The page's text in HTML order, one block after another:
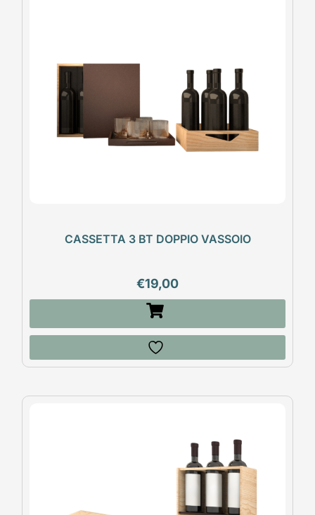
CASSETTA 3 BT DOPPIO VASSOIO
€19,00